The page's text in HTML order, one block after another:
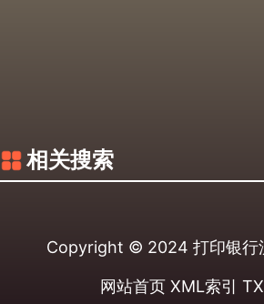
相关搜索
Copyright © 2024 打印银行
网站首页 XML索引